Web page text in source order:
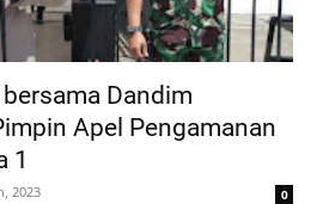
Dandim
Apel Pengamanan
1
2023 0